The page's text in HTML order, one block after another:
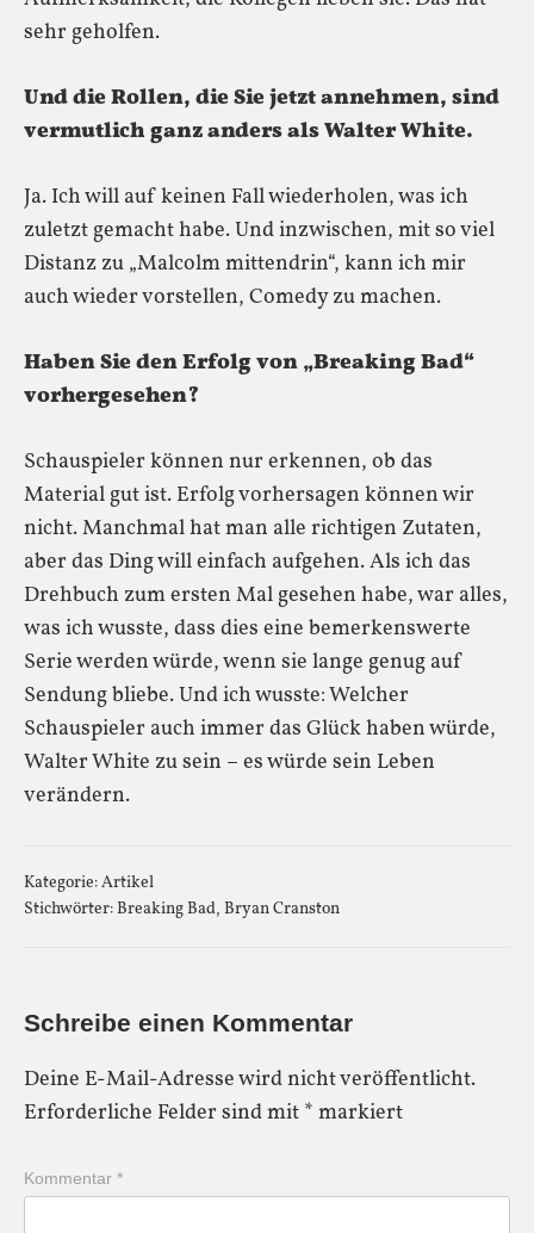
sehr geholfen.
Und die Rollen, die Sie jetzt annehmen, sind
vermutlich ganz anders als Walter White.
Ja. Ich will auf keinen Fall wiederholen, was ich
zuletzt gemacht habe. Und inzwischen, mit so viel
Distanz zu „Malcolm mittendrin“, kann ich mir
auch wieder vorstellen, Comedy zu machen.
Haben Sie den Erfolg von „Breaking Bad“
vorhergesehen?
Schauspieler können nur erkennen, ob das
Material gut ist. Erfolg vorhersagen können wir
nicht. Manchmal hat man alle richtigen Zutaten,
aber das Ding will einfach aufgehen. Als ich das
Drehbuch zum ersten Mal gesehen habe, war alles,
was ich wusste, dass dies eine bemerkenswerte
Serie werden würde, wenn sie lange genug auf
Sendung bliebe. Und ich wusste: Welcher
Schauspieler auch immer das Glück haben würde,
Walter White zu sein – es würde sein Leben
verändern.
Kategorie:Artikel
Stichwörter:Breaking Bad, Bryan Cranston
Schreibe einen Kommentar
Deine E-Mail-Adresse wird nicht veröffentlicht.
Erforderliche Felder sind mit * markiert
Kommentar *